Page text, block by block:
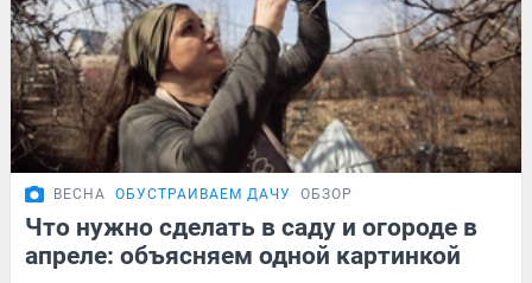
ВЕСНА ОБУСТРАИВАЕМ ДАЧУ ОБЗОР
Что нужно сделать в саду и огороде в
апреле: объясняем одной картинкой